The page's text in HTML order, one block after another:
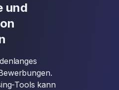
und
Tools kann